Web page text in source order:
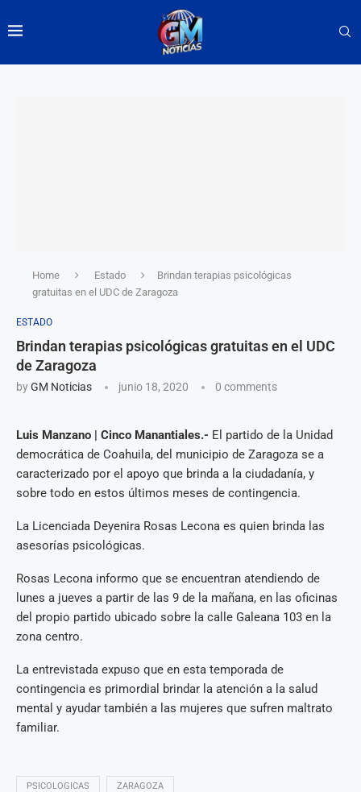
Home Estado
Brindan terapias psicológicas
gratuitas en el UDC de Zaragoza
ESTADO
Brindan terapias psicológicas gratuitas en el UDC
de Zaragoza
byGM Noticias junio 18, 2020 0 comments
Luis Manzano | Cinco Manantiales.- El partido de la Unidad
democrática de Coahuila, del municipio de Zaragoza se a
caracterizado por el apoyo que brinda a la ciudadanía, y
sobre todo en estos últimos meses de contingencia.
La Licenciada Deyenira Rosas Lecona es quien brinda las
asesorías psicológicas.
Rosas Lecona informo que se encuentran atendiendo de
lunes a jueves a partir de las 9 de la mañana, en las oficinas
del propio partido ubicado sobre la calle Galeana 103 en la
zona centro.
La entrevistada expuso que en esta temporada de
contingencia es primordial brindar la atención a la salud
mental y ayudar también a las mujeres que sufren maltrato
familiar.
PSICOLOGICAS ZARAGOZA